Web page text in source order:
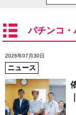
パチンコ
2026年07月30日
ニュース